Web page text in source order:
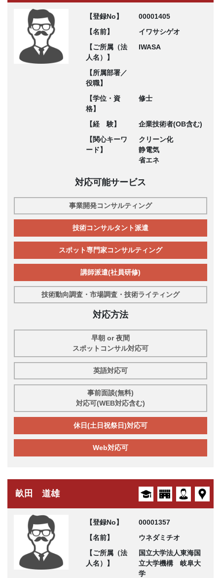
【登録No】
00001405
【名前】
イワサシゲオ
【ご所属（法
人名）】
IWASA
【所属部署／
役職】
【学位・資
格】
修士
【経 験】
企業技術者(OB含む)
【関心キーワ
ード】
クリーン化
静電気
省エネ
対応可能サービス
事業開発コンサルティング
技術コンサルタント派遣
スポット専門家コンサルティング
講師派遣(社員研修)
技術動向調査・市場調査・技術ライティング
対応方法
早朝 or 夜間
スポットコンサル対応可
英語対応可
事前面談(無料)
対応可(WEB対応含む)
休日(土日祝祭日)対応可
Web対応可
畝田 道雄
【登録No】
00001357
【名前】
ウネダミチオ
【ご所属（法
人名）】
国立大学法人東海国
立大学機構 岐阜大
学